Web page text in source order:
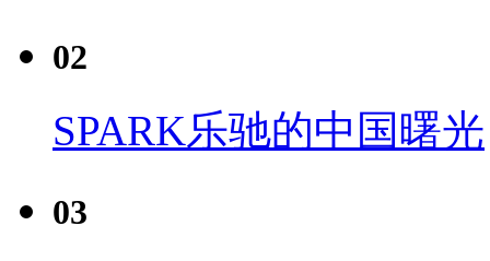
02
SPARK乐驰的中国曙光
03